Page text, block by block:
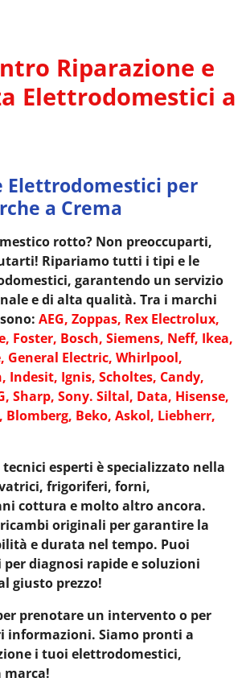
Riparazione e
Elettrodomestici a
Elettrodomestici per
a Crema
rotto? Non preoccuparti,
Ripariamo tutti i tipi e le
garantendo un servizio
e di alta qualità. Tra i marchi
AEG, Zoppas, Rex Electrolux,
Foster, Bosch, Siemens, Neff, Ikea,
General Electric, Whirlpool,
Ignis, Scholtes, Candy,
Sharp, Sony. Siltal, Data, Hisense,
Blomberg, Beko, Askol, Liebherr,
esperti è specializzato nella
frigoriferi, forni,
cottura e molto altro ancora.
originali per garantire la
e durata nel tempo. Puoi
diagnosi rapide e soluzioni
giusto prezzo!
prenotare un intervento o per
informazioni. Siamo pronti a
i tuoi elettrodomestici,
marca!